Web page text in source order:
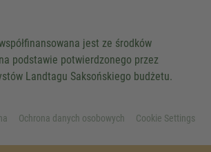
jest ze środków
podstawie potwierdzonego przez
Landtagu Saksońskiego budżetu.
Ochrona danych osobowych Cookie Settings